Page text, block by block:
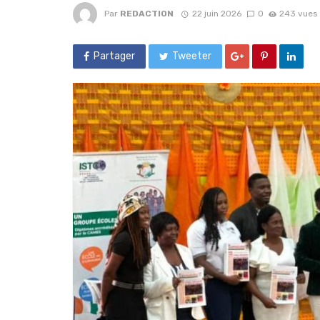
Par REDACTION 22 juin 2026 0 243 vues
Partager Tweeter